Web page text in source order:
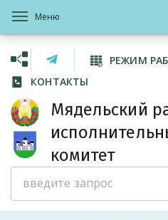
Меню
КОНТАКТЫ
РЕЖИМ
Мядельский
комитет